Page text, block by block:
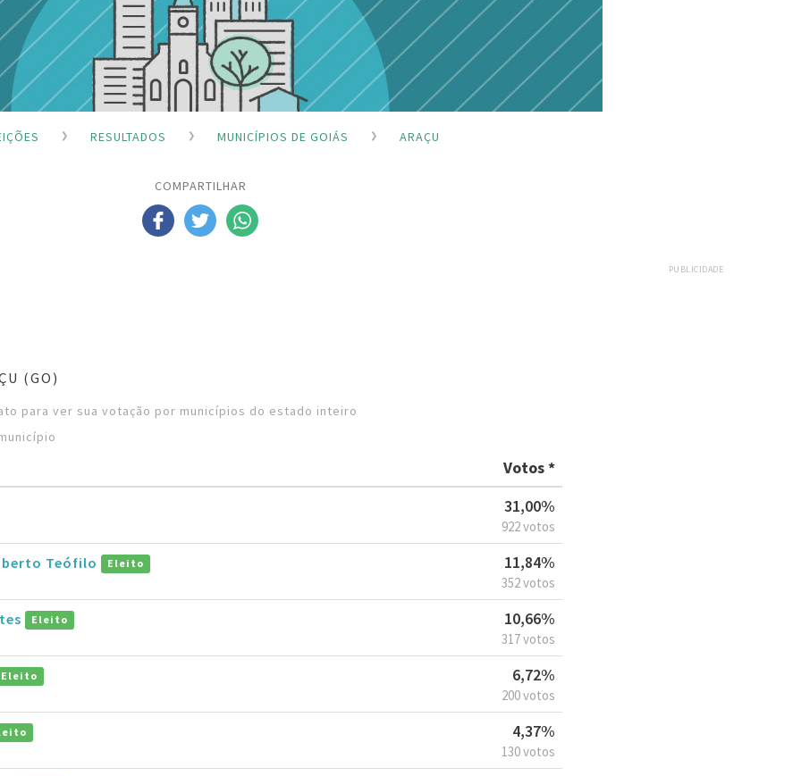
RESULTADOS MUNICÍPIOS DE GOIÁS ARAÇU
COMPARTILHAR
PUBLICIDADE
(GO)
para ver sua votação por municípios do estado inteiro
Votos *
31,00%
922 votos
Teófilo Eleito 11,84%
352 votos
Eleito 10,66%
317 votos
Eleito 6,72%
200 votos
4,37%
130 votos